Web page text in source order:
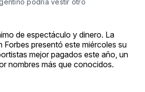
de espectáculo y dinero. La
Forbes presentó este miércoles su
mejor pagados este año, un
nombres más que conocidos.